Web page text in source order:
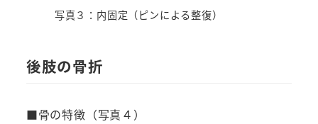
写真３：内固定（ピンによる整復）
後肢の骨折
■骨の特徴（写真４）